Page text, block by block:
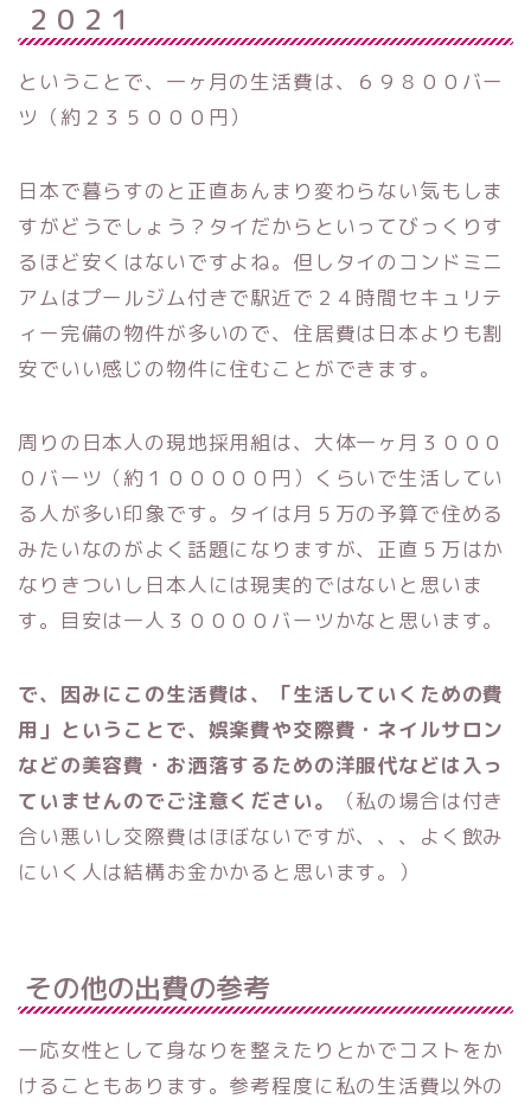
２０２１
ということで、一ヶ月の生活費は、６９８００バー
ツ（約２３５０００円）
日本で暮らすのと正直あんまり変わらない気もしま
すがどうでしょう？タイだからといってびっくりす
るほど安くはないですよね。但しタイのコンドミニ
アムはプールジム付きで駅近で２４時間セキュリテ
ィー完備の物件が多いので、住居費は日本よりも割
安でいい感じの物件に住むことができます。
周りの日本人の現地採用組は、大体一ヶ月３０００
０バーツ（約１０００００円）くらいで生活してい
る人が多い印象です。タイは月５万の予算で住める
みたいなのがよく話題になりますが、正直５万はか
なりきついし日本人には現実的ではないと思いま
す。目安は一人３００００バーツかなと思います。
で、因みにこの生活費は、「生活していくための費
用」ということで、娯楽費や交際費・ネイルサロン
などの美容費・お洒落するための洋服代などは入っ
ていませんのでご注意ください。
（私の場合は付き
合い悪いし交際費はほぼないですが、、、よく飲み
にいく人は結構お金かかると思います。）
その他の出費の参考
一応女性として身なりを整えたりとかでコストをか
けることもあります。参考程度に私の生活費以外の